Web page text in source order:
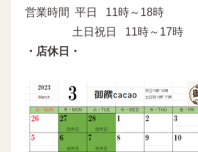
営業時間 平日 11時～18時
土日祝日 11時～17時
・店休日・